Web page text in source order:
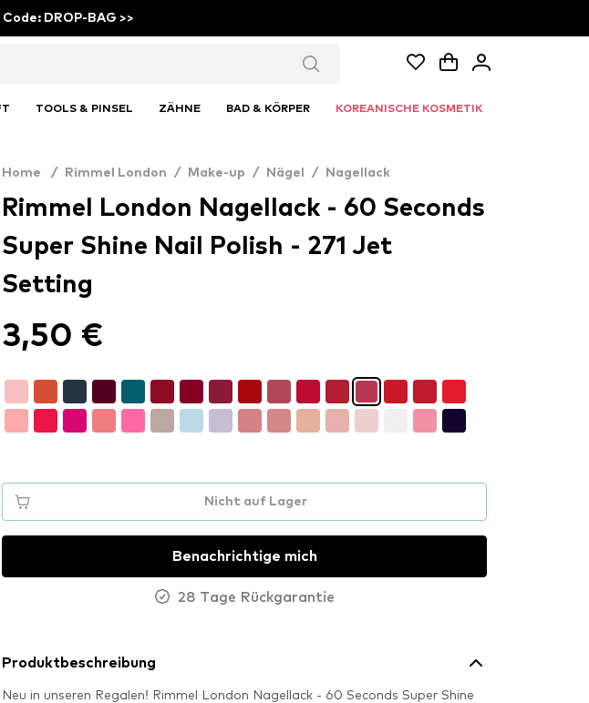
DROP-BAG >>
TOOLS & PINSEL ZÄHNE BAD & KÖRPER KOREANISCHE KOSMETIK
Home / Rimmel London / Make-up / Nägel / Nagellack
Rimmel London Nagellack - 60 Seconds
Super Shine Nail Polish - 271 Jet
Setting
3,50 €
Nicht auf Lager
Benachrichtige mich
28 Tage Rückgarantie
Produktbeschreibung
Neu in unseren Regalen! Rimmel London Nagellack - 60 Seconds Super Shine